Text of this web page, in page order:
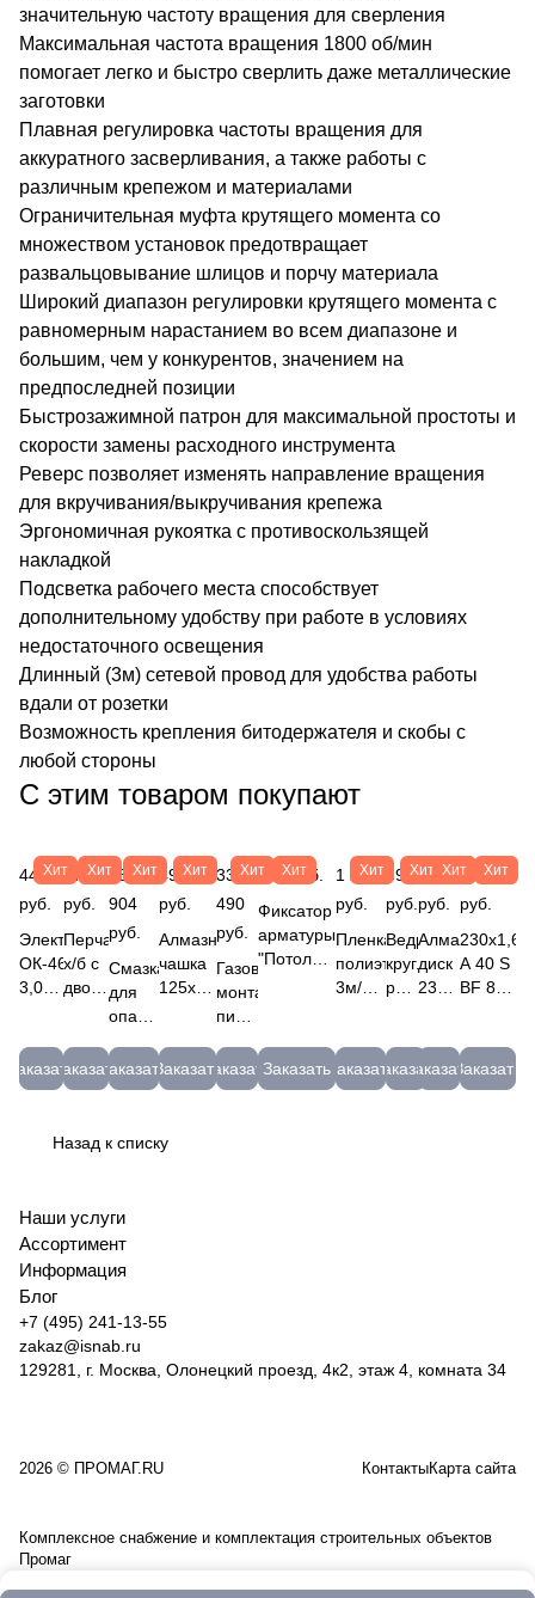
значительную частоту вращения для сверления
Максимальная частота вращения 1800 об/мин
помогает легко и быстро сверлить даже металлические
заготовки
Плавная регулировка частоты вращения для
аккуратного засверливания, а также работы с
различным крепежом и материалами
Ограничительная муфта крутящего момента со
множеством установок предотвращает
развальцовывание шлицов и порчу материала
Широкий диапазон регулировки крутящего момента с
равномерным нарастанием во всем диапазоне и
большим, чем у конкурентов, значением на
предпоследней позиции
Быстрозажимной патрон для максимальной простоты и
скорости замены расходного инструмента
Реверс позволяет изменять направление вращения
для вкручивания/выкручивания крепежа
Эргономичная рукоятка с противоскользящей
накладкой
Подсветка рабочего места способствует
дополнительному удобству при работе в условиях
недостаточного освещения
Длинный (3м) сетевой провод для удобства работы
вдали от розетки
Возможность крепления битодержателя и скобы с
любой стороны
С этим товаром покупают
Хит
447
руб.
Электроды
ОК-46.00
3,0х350мм
ОК-46.00
(3,0)
Заказать
Хит
27
руб.
Перчатки
х/б с
двойным
латексным
"Люкс"
7005
Заказать
Хит
15
904
руб.
Смазка
для
опалубки
ЭКС
бочка
Заказать
Хит
490
руб.
Алмазная
чашка
125х22,2мм
рядный
сегмент
04-
Заказать
Хит
33
490
руб.
Газовый
монтажный
пистолет
GBW120
GBW120
Заказать
Хит
867 руб.
Фиксатор
арматуры
"Потолочная
40мм;
45мм;
Заказать
Хит
1 280
руб.
Пленка
полиэтиленовая
3м/100м
П-1,5-
80(Т)
Заказать
Хит
69
руб.
Ведро
круглое
резинопластик,
Заказать
Хит
497
руб.
Алмазный
диск
230х22,2мм
Заказать
Хит
56
руб.
A 40 S
BF 80
Круг
отр.
Заказать
Назад к списку
Наши услуги
Ассортимент
Информация
Блог
+7 (495) 241-13-55
zakaz@isnab.ru
129281, г. Москва, Олонецкий проезд, 4к2, этаж 4, комната 34
2026 © ПРОМАГ.RU КонтактыКарта сайта
Комплексное снабжение и комплектация строительных объектов
Промаг